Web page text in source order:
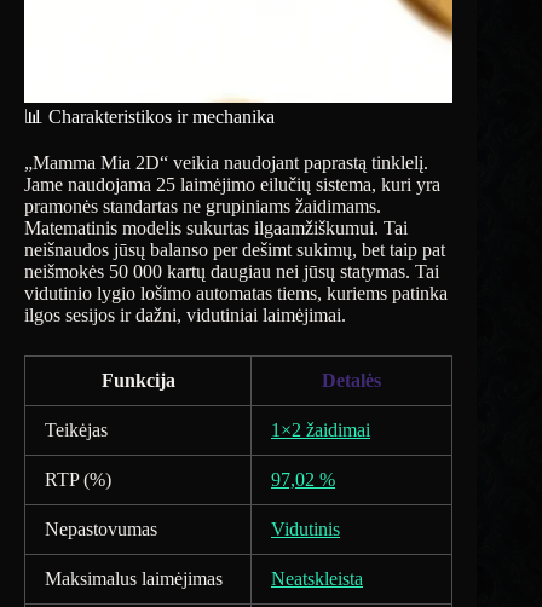
📊 Charakteristikos ir mechanika
„Mamma Mia 2D“ veikia naudojant paprastą tinklelį.
Jame naudojama 25 laimėjimo eilučių sistema, kuri yra
pramonės standartas ne grupiniams žaidimams.
Matematinis modelis sukurtas ilgaamžiškumui. Tai
neišnaudos jūsų balanso per dešimt sukimų, bet taip pat
neišmokės 50 000 kartų daugiau nei jūsų statymas. Tai
vidutinio lygio lošimo automatas tiems, kuriems patinka
ilgos sesijos ir dažni, vidutiniai laimėjimai.
Funkcija Detalės
Teikėjas 1×2 žaidimai
RTP (%) 97,02 %
Nepastovumas Vidutinis
Maksimalus laimėjimas Neatskleista